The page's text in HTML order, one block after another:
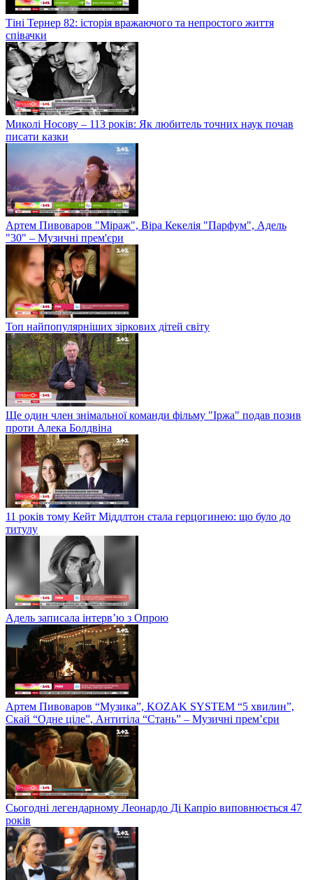
Тіні Тернер 82: історія вражаючого та непростого життя
співачки
Миколі Носову – 113 років: Як любитель точних наук почав
писати казки
Артем Пивоваров "Міраж", Віра Кекелія "Парфум", Адель
"30" – Музичні прем'єри
Топ найпопулярніших зіркових дітей світу
Ще один член знімальної команди фільму "Іржа" подав позив
проти Алека Болдвіна
11 років тому Кейт Міддлтон стала герцогинею: що було до
титулу
Адель записала інтерв’ю з Опрою
Артем Пивоваров “Музика”, KOZAK SYSTEM “5 хвилин”,
Скай “Одне ціле”, Антитіла “Стань” – Музичні прем’єри
Сьогодні легендарному Леонардо Ді Капріо виповнюється 47
років